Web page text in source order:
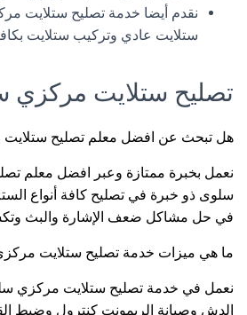
نقدم أيضا خدمة تصليح ستلايت
ستلايت عادي وتركيب ستلايت
تصليح ستلايت مركزي
هل تبحث عن افضل معلم تصليح
نعمل بخبرة ممتازة وعبر افضل معلم
سلوى ذو خبرة في تصليح كافة أنواع
في حل مشاكل ضعف الإشارة والبث
ما هي ميزات خدمة تصليح ستلايت
نعمل في خدمة تصليح ستلايت مركزي
الدش وصيانة الريمونت كنترول وضبط